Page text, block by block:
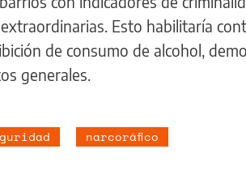
Esto habilitaría
de consumo de alcohol,
generales.
narcoráfico